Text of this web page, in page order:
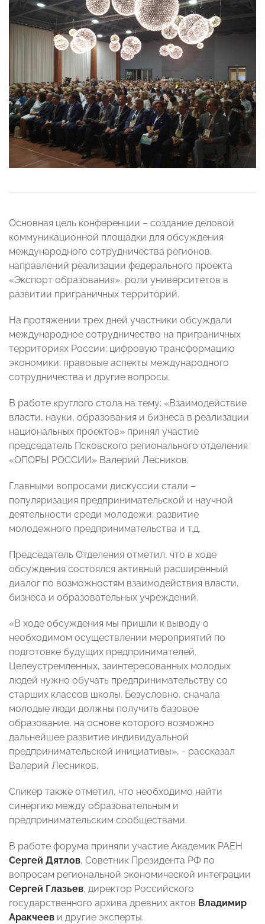
Основная цель конференции – создание деловой
коммуникационной площадки для обсуждения
международного сотрудничества регионов,
направлений реализации федерального проекта
«Экспорт образования», роли университетов в
развитии приграничных территорий.
На протяжении трех дней участники обсуждали
международное сотрудничество на приграничных
территориях России; цифровую трансформацию
экономики; правовые аспекты международного
сотрудничества и другие вопросы.
В работе круглого стола на тему: «Взаимодействие
власти, науки, образования и бизнеса в реализации
национальных проектов» принял участие
председатель Псковского регионального отделения
«ОПОРЫ РОССИИ» Валерий Лесников.
Главными вопросами дискуссии стали –
популяризация предпринимательской и научной
деятельности среди молодежи; развитие
молодежного предпринимательства и т.д.
Председатель Отделения отметил, что в ходе
обсуждения состоялся активный расширенный
диалог по возможностям взаимодействия власти,
бизнеса и образовательных учреждений.
«В ходе обсуждения мы пришли к выводу о
необходимом осуществлении мероприятий по
подготовке будущих предпринимателей.
Целеустремленных, заинтересованных молодых
людей нужно обучать предпринимательству со
старших классов школы. Безусловно, сначала
молодые люди должны получить базовое
образование, на основе которого возможно
дальнейшее развитие индивидуальной
предпринимательской инициативы», - рассказал
Валерий Лесников.
Спикер также отметил, что необходимо найти
синергию между образовательным и
предпринимательским сообществами.
В работе форума приняли участие Академик РАЕН
Сергей Дятлов, Советник Президента РФ по
вопросам региональной экономической интеграции
Сергей Глазьев, директор Российского
государственного архива древних актов Владимир
Аракчеев и другие эксперты.